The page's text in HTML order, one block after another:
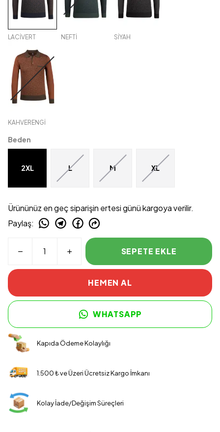
LACİVERT NEFTİ SİYAH
KAHVERENGİ
Beden
2XL L M XL
Ürününüz en geç siparişin ertesi günü kargoya verilir.
Paylaş:
SEPETE EKLE
HEMEN AL
WHATSAPP
Kapıda Ödeme Kolaylığı
1.500 ₺ ve Üzeri Ücretsiz Kargo İmkanı
Kolay İade/Değişim Süreçleri